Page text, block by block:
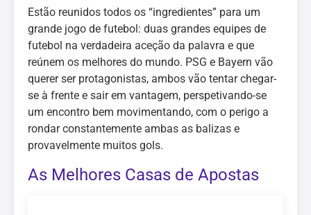
Estão reunidos todos os “ingredientes” para um
grande jogo de futebol: duas grandes equipes de
futebol na verdadeira aceção da palavra e que
reúnem os melhores do mundo. PSG e Bayern vão
querer ser protagonistas, ambos vão tentar chegar-
se à frente e sair em vantagem, perspetivando-se
um encontro bem movimentando, com o perigo a
rondar constantemente ambas as balizas e
provavelmente muitos gols.
As Melhores Casas de Apostas